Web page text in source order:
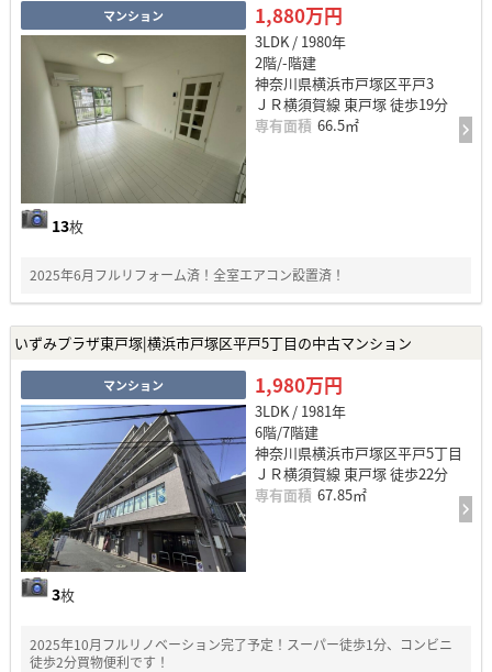
マンション
13枚
1,880万円
3LDK / 1980年
2階/-階建
神奈川県横浜市戸塚区平戸3
ＪＲ横須賀線 東戸塚 徒歩19分
専有面積 66.5㎡
2025年6月フルリフォーム済！全室エアコン設置済！
いずみプラザ東戸塚|横浜市戸塚区平戸5丁目の中古マンション
マンション
3枚
1,980万円
3LDK / 1981年
6階/7階建
神奈川県横浜市戸塚区平戸5丁目
ＪＲ横須賀線 東戸塚 徒歩22分
専有面積 67.85㎡
2025年10月フルリノベーション完了予定！スーパー徒歩1分、コンビニ
徒歩2分買物便利です！